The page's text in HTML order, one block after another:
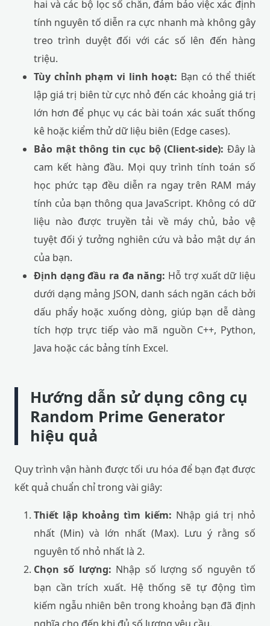
hai và các bộ lọc số chẵn, đảm bảo việc xác định
tính nguyên tố diễn ra cực nhanh mà không gây
treo trình duyệt đối với các số lên đến hàng
triệu.
Tùy chỉnh phạm vi linh hoạt: Bạn có thể thiết
lập giá trị biên từ cực nhỏ đến các khoảng giá trị
lớn hơn để phục vụ các bài toán xác suất thống
kê hoặc kiểm thử dữ liệu biên (Edge cases).
Bảo mật thông tin cục bộ (Client-side): Đây là
cam kết hàng đầu. Mọi quy trình tính toán số
học phức tạp đều diễn ra ngay trên RAM máy
tính của bạn thông qua JavaScript. Không có dữ
liệu nào được truyền tải về máy chủ, bảo vệ
tuyệt đối ý tưởng nghiên cứu và bảo mật dự án
của bạn.
Định dạng đầu ra đa năng: Hỗ trợ xuất dữ liệu
dưới dạng mảng JSON, danh sách ngăn cách bởi
dấu phẩy hoặc xuống dòng, giúp bạn dễ dàng
tích hợp trực tiếp vào mã nguồn C++, Python,
Java hoặc các bảng tính Excel.
Hướng dẫn sử dụng công cụ
Random Prime Generator
hiệu quả
Quy trình vận hành được tối ưu hóa để bạn đạt được
kết quả chuẩn chỉ trong vài giây:
Thiết lập khoảng tìm kiếm: Nhập giá trị nhỏ
nhất (Min) và lớn nhất (Max). Lưu ý rằng số
nguyên tố nhỏ nhất là 2.
Chọn số lượng: Nhập số lượng số nguyên tố
bạn cần trích xuất. Hệ thống sẽ tự động tìm
kiếm ngẫu nhiên bên trong khoảng bạn đã định